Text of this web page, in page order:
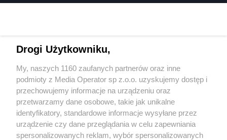
3 / 0
Wydawca mediów lokalnych
Drogi Użytkowniku,
My, naszych 1160 zaufanych partnerów oraz inne
podmioty z Media Operator sp z.o.o. uzyskujemy dostęp i
przechowujemy informacje na urządzeniu oraz
przetwarzamy dane osobowe, takie jak unikalne
identyfikatory, standardowe informacje wysyłane przez
urządzenie czy dane przeglądania w celu zapewniania
spersonalizowanych reklam, wybór spersonalizowanych